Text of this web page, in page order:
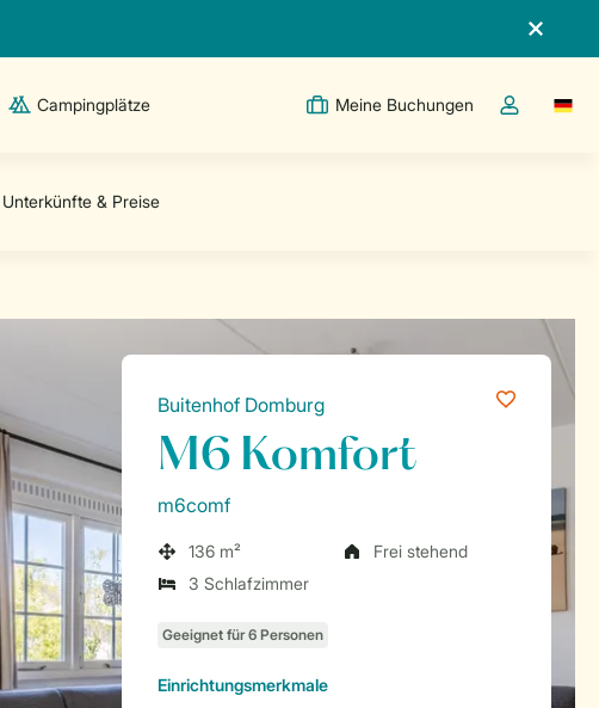
Campingplätze Meine Buchungen
Dropdown-
Buitenhof Domburg
M6 Komfort
m6comf
136 m²
Frei stehend
3 Schlafzimmer
Einrichtungsmerkmale